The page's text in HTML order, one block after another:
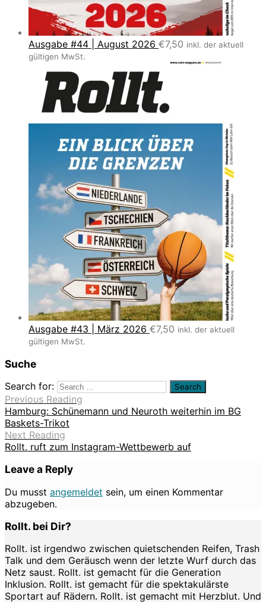
Ausgabe #44 | August 2026 €7,50 inkl. der aktuell
gültigen MwSt.
Ausgabe #43 | März 2026 €7,50 inkl. der aktuell
gültigen MwSt.
Suche
Search for:
Previous Reading
Hamburg: Schünemann und Neuroth weiterhin im BG
Baskets-Trikot
Next Reading
Rollt. ruft zum Instagram-Wettbewerb auf
Leave a Reply
Du musst angemeldet sein, um einen Kommentar
abzugeben.
Rollt. bei Dir?
Rollt. ist irgendwo zwischen quietschenden Reifen, Trash
Talk und dem Geräusch wenn der letzte Wurf durch das
Netz saust. Rollt. ist gemacht für die Generation
Inklusion. Rollt. ist gemacht für die spektakulärste
Sportart auf Rädern. Rollt. ist gemacht mit Herzblut. Und